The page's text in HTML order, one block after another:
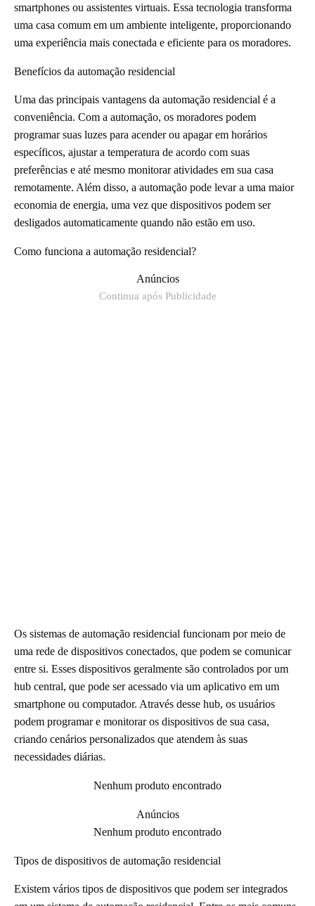
smartphones ou assistentes virtuais. Essa tecnologia transforma
uma casa comum em um ambiente inteligente, proporcionando
uma experiência mais conectada e eficiente para os moradores.
Benefícios da automação residencial
Uma das principais vantagens da automação residencial é a
conveniência. Com a automação, os moradores podem
programar suas luzes para acender ou apagar em horários
específicos, ajustar a temperatura de acordo com suas
preferências e até mesmo monitorar atividades em sua casa
remotamente. Além disso, a automação pode levar a uma maior
economia de energia, uma vez que dispositivos podem ser
desligados automaticamente quando não estão em uso.
Como funciona a automação residencial?
Anúncios
Continua após Publicidade
Os sistemas de automação residencial funcionam por meio de
uma rede de dispositivos conectados, que podem se comunicar
entre si. Esses dispositivos geralmente são controlados por um
hub central, que pode ser acessado via um aplicativo em um
smartphone ou computador. Através desse hub, os usuários
podem programar e monitorar os dispositivos de sua casa,
criando cenários personalizados que atendem às suas
necessidades diárias.
Nenhum produto encontrado
Anúncios
Nenhum produto encontrado
Tipos de dispositivos de automação residencial
Existem vários tipos de dispositivos que podem ser integrados